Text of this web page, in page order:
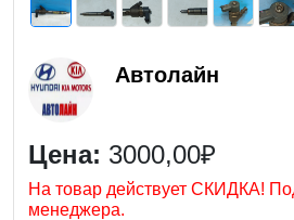
Автолайн
Цена: 3000,00₽
На товар действует СКИДКА!
менеджера.